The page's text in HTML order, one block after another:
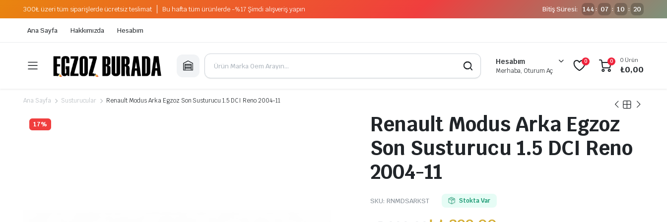
300₺ üzeri tüm siparişlerde ücretsiz teslimat Bu hafta tüm ürünlerde -%17 Şimdi alışveriş yapın Bitiş Süresi: 144 : 07 : 10 : 20
Ana Sayfa Hakkımızda Hesabım
Hesabım
Merhaba, Oturum Aç
0 0 0 Ürün
₺0,00
Ana Sayfa Susturucular Renault Modus Arka Egzoz Son Susturucu 1.5 DCI Reno 2004-11
17%
Renault Modus Arka Egzoz
Son Susturucu 1.5 DCI Reno
2004-11
SKU: RNMDSARKST Stokta Var